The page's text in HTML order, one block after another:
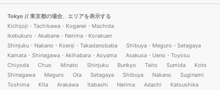
Tokyo // 東京都の場合、エリアを表示する
Kichijoji・Tachikawa・Koganei・Machida
Ikebukuro・Akabane・Nerima・Korakuen
Shinjuku・Nakano・Koenji・Takadanobaba
Shibuya・Meguro・Setagaya
Kamata・Shinagawa・Akihabara・Aoyama
Asakusa・Ueno・Toyosu
Chiyoda
Chuo Minato Shinjuku Bunkyo Taito Sumida
Koto
Shinagawa
Meguro Ota Setagaya Shibuya Nakano
Suginami
Toshima
Kita Arakawa Itabashi Nerima Adachi Katsushika